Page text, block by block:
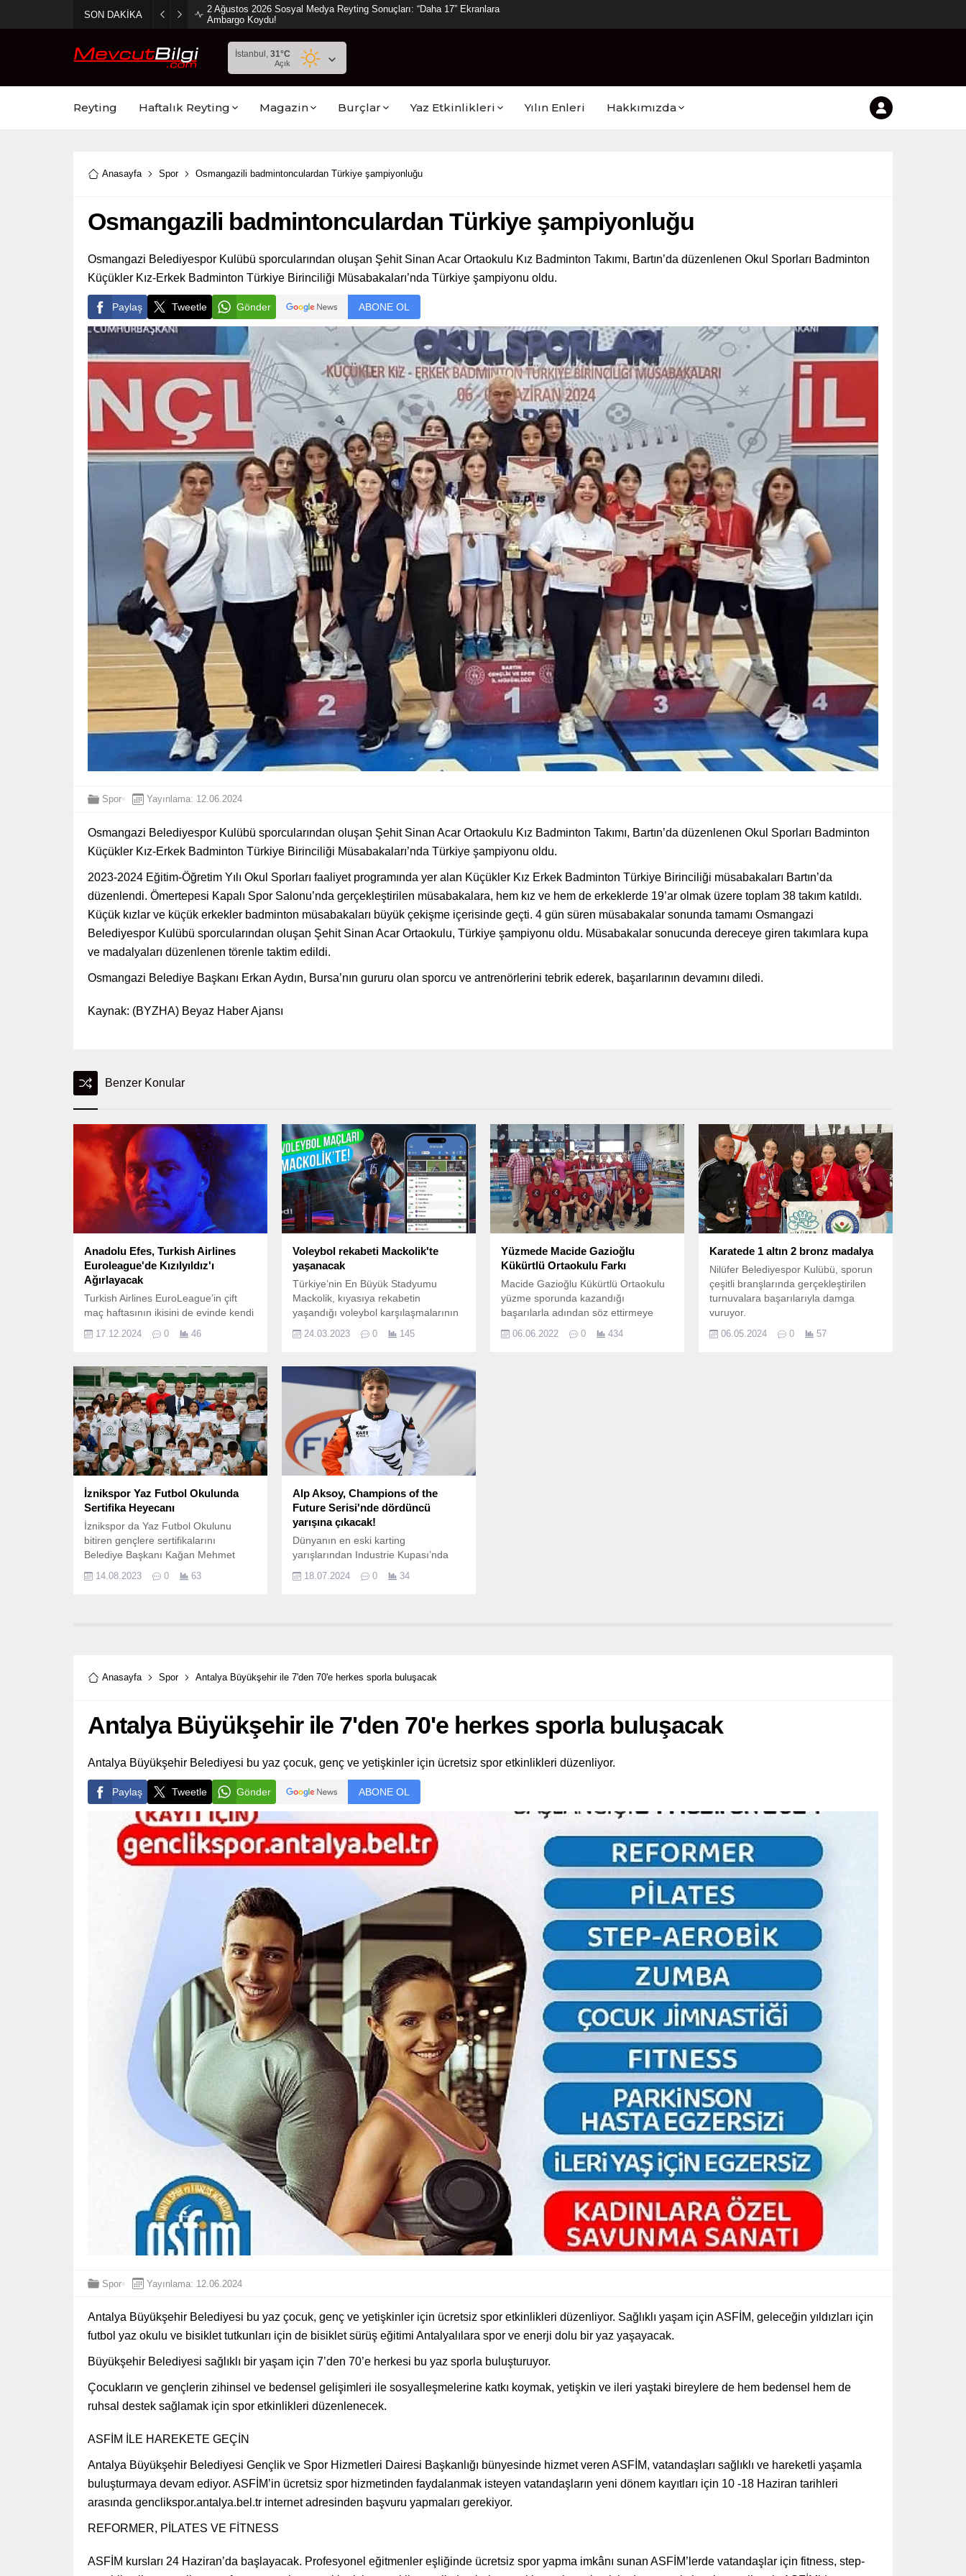
SON DAKİKA
2 Ağustos 2026 Sosyal Medya Reyting Sonuçları: “Daha 17” Ekranlara
Ambargo Koydu!
İstanbul, 31°C
Açık
Reyting Haftalık Reyting Magazin Burçlar Yaz Etkinlikleri Yılın Enleri Hakkımızda
Anasayfa Spor Osmangazili badmintonculardan Türkiye şampiyonluğu
Osmangazili badmintonculardan Türkiye şampiyonluğu
Osmangazi Belediyespor Kulübü sporcularından oluşan Şehit Sinan Acar Ortaokulu Kız Badminton Takımı, Bartın’da düzenlenen Okul Sporları Badminton
Küçükler Kız-Erkek Badminton Türkiye Birinciliği Müsabakaları’nda Türkiye şampiyonu oldu.
Paylaş Tweetle Gönder ABONE OL
Spor Yayınlama: 12.06.2024
Osmangazi Belediyespor Kulübü sporcularından oluşan Şehit Sinan Acar Ortaokulu Kız Badminton Takımı, Bartın’da düzenlenen Okul Sporları Badminton
Küçükler Kız-Erkek Badminton Türkiye Birinciliği Müsabakaları’nda Türkiye şampiyonu oldu.
2023-2024 Eğitim-Öğretim Yılı Okul Sporları faaliyet programında yer alan Küçükler Kız Erkek Badminton Türkiye Birinciliği müsabakaları Bartın’da
düzenlendi. Ömertepesi Kapalı Spor Salonu’nda gerçekleştirilen müsabakalara, hem kız ve hem de erkeklerde 19’ar olmak üzere toplam 38 takım katıldı.
Küçük kızlar ve küçük erkekler badminton müsabakaları büyük çekişme içerisinde geçti. 4 gün süren müsabakalar sonunda tamamı Osmangazi
Belediyespor Kulübü sporcularından oluşan Şehit Sinan Acar Ortaokulu, Türkiye şampiyonu oldu. Müsabakalar sonucunda dereceye giren takımlara kupa
ve madalyaları düzenlenen törenle taktim edildi.
Osmangazi Belediye Başkanı Erkan Aydın, Bursa’nın gururu olan sporcu ve antrenörlerini tebrik ederek, başarılarının devamını diledi.
Kaynak: (BYZHA) Beyaz Haber Ajansı
Benzer Konular
Anadolu Efes, Turkish Airlines
Euroleague'de Kızılyıldız'ı
Ağırlayacak
Turkish Airlines EuroLeague’in çift
maç haftasının ikisini de evinde kendi
Anadolu Efes Spor Kulübü, haftanın
ağırlayacak.
17.12.2024 0 46
Voleybol rekabeti Mackolik'te
yaşanacak
Türkiye’nin En Büyük Stadyumu
Mackolik, kıyasıya rekabetin
yaşandığı voleybol karşılaşmalarının
buluşturuyor.
24.03.2023 0 145
Yüzmede Macide Gazioğlu
Kükürtlü Ortaokulu Farkı
Macide Gazioğlu Kükürtlü Ortaokulu
yüzme sporunda kazandığı
başarılarla adından söz ettirmeye
06.06.2022 0 434
Karatede 1 altın 2 bronz madalya
Nilüfer Belediyespor Kulübü, sporun
çeşitli branşlarında gerçekleştirilen
turnuvalara başarılarıyla damga
vuruyor.
06.05.2024 0 57
İznikspor Yaz Futbol Okulunda
Sertifika Heyecanı
İznikspor da Yaz Futbol Okulunu
bitiren gençlere sertifikalarını
Belediye Başkanı Kağan Mehmet
14.08.2023 0 63
Alp Aksoy, Champions of the
Future Serisi'nde dördüncü
yarışına çıkacak!
Dünyanın en eski karting
yarışlarından Industrie Kupası’nda
olma ünvanına sahip Alp Aksoy, 2024
18.07.2024 0 34
Anasayfa Spor Antalya Büyükşehir ile 7'den 70'e herkes sporla buluşacak
Antalya Büyükşehir ile 7'den 70'e herkes sporla buluşacak
Antalya Büyükşehir Belediyesi bu yaz çocuk, genç ve yetişkinler için ücretsiz spor etkinlikleri düzenliyor.
Paylaş Tweetle Gönder ABONE OL
Spor Yayınlama: 12.06.2024
Antalya Büyükşehir Belediyesi bu yaz çocuk, genç ve yetişkinler için ücretsiz spor etkinlikleri düzenliyor. Sağlıklı yaşam için ASFİM, geleceğin yıldızları için
futbol yaz okulu ve bisiklet tutkunları için de bisiklet sürüş eğitimi Antalyalılara spor ve enerji dolu bir yaz yaşayacak.
Büyükşehir Belediyesi sağlıklı bir yaşam için 7’den 70’e herkesi bu yaz sporla buluşturuyor.
Çocukların ve gençlerin zihinsel ve bedensel gelişimleri ile sosyalleşmelerine katkı koymak, yetişkin ve ileri yaştaki bireylere de hem bedensel hem de
ruhsal destek sağlamak için spor etkinlikleri düzenlenecek.
ASFİM İLE HAREKETE GEÇİN
Antalya Büyükşehir Belediyesi Gençlik ve Spor Hizmetleri Dairesi Başkanlığı bünyesinde hizmet veren ASFİM, vatandaşları sağlıklı ve hareketli yaşamla
buluşturmaya devam ediyor. ASFİM’in ücretsiz spor hizmetinden faydalanmak isteyen vatandaşların yeni dönem kayıtları için 10 -18 Haziran tarihleri
arasında genclikspor.antalya.bel.tr internet adresinden başvuru yapmaları gerekiyor.
REFORMER, PİLATES VE FİTNESS
ASFİM kursları 24 Haziran’da başlayacak. Profesyonel eğitmenler eşliğinde ücretsiz spor yapma imkânı sunan ASFİM’lerde vatandaşlar için fitness, step-